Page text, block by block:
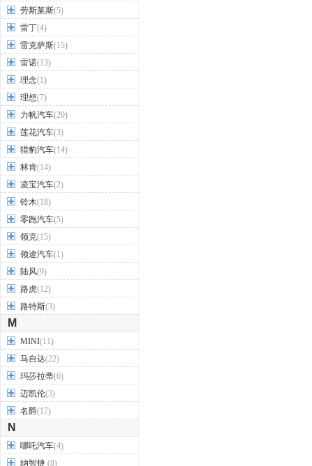
劳斯莱斯(5)
雷丁(4)
雷克萨斯(15)
雷诺(13)
理念(1)
理想(7)
力帆汽车(20)
莲花汽车(3)
猎豹汽车(14)
林肯(14)
凌宝汽车(2)
铃木(18)
零跑汽车(5)
领克(15)
领途汽车(1)
陆风(9)
路虎(12)
路特斯(3)
M
MINI(11)
马自达(22)
玛莎拉蒂(6)
迈凯伦(3)
名爵(17)
N
哪吒汽车(4)
纳智捷 (8)